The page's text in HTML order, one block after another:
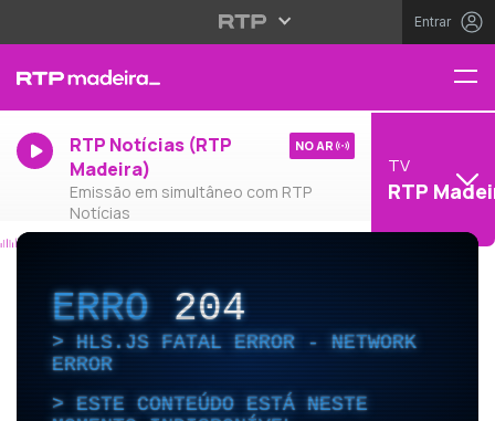
Entrar
RTP Notícias (RTP
Madeira)
Emissão em simultâneo com RTP
Notícias
NO AR
TV
RTP
ERRO204
HLS.JS FATAL ERROR - NETWORK
ERROR
ESTE CONTEÚDO ESTÁ NESTE